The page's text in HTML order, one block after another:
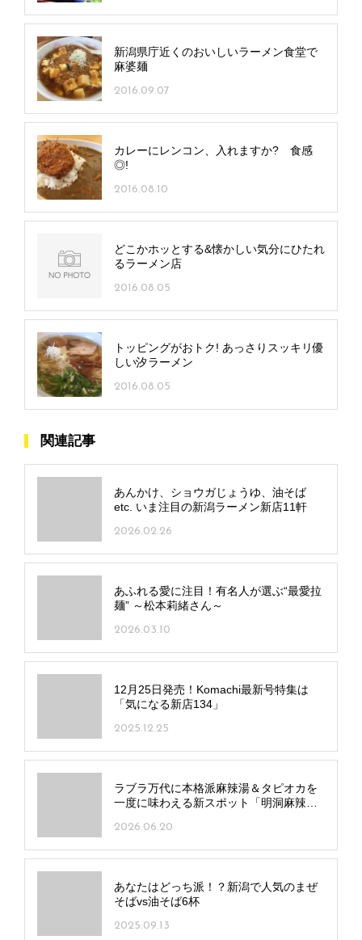
新潟県庁近くのおいしいラーメン食堂で
麻婆麺
2016.09.07
カレーにレンコン、入れますか? 食感
◎!
2016.08.10
どこかホッとする&懐かしい気分にひたれ
るラーメン店
2016.08.05
トッピングがおトク! あっさりスッキリ優
しい汐ラーメン
2016.08.05
関連記事
あんかけ、ショウガじょうゆ、油そば
etc. いま注目の新潟ラーメン新店11軒
2026.02.26
あふれる愛に注目！有名人が選ぶ“最愛拉
麺” ～松本莉緒さん～
2026.03.10
12月25日発売！Komachi最新号特集は
「気になる新店134」
2025.12.25
ラブラ万代に本格派麻辣湯＆タピオカを
一度に味わえる新スポット「明洞麻辣湯
2026.06.20
あなたはどっち派！？新潟で人気のまぜ
そばvs油そば6杯
2025.09.13